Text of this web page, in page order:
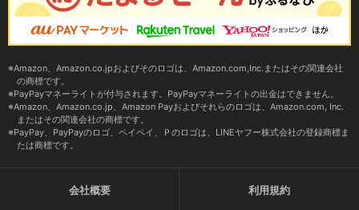
Amazon、Amazon.co.jpおよびそのロゴは、Amazon.com,Inc.またはその関連会社
の商標です。
PayPayマネーライトが付与されます。PayPayマネーライトの出金はできません。
Amazon、Amazon.co.jp、Amazon Payおよびそれらのロゴは、Amazon.com, Inc.
またはその関連会社の商標です。
PayPay、PayPayのロゴ、ペイペイ、Ｐのロゴは、LINEヤフー株式会社の登録商標ま
たは商標です。
会社概要 利用規約